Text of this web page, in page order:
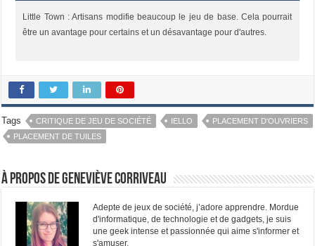
Little Town : Artisans modifie beaucoup le jeu de base. Cela pourrait
être un avantage pour certains et un désavantage pour d'autres.
Tags CRITIQUE DE JEU DE SOCIÉTÉ IELLO
PLACEMENT D'OUVRIERS
PLACEMENT DE TUILES
À propos de Geneviève Corriveau
Adepte de jeux de société, j’adore apprendre. Mordue
d'informatique, de technologie et de gadgets, je suis
une geek intense et passionnée qui aime s'informer et
s'amuser.